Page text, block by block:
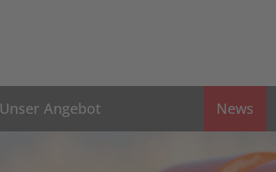
Unser Angebot News